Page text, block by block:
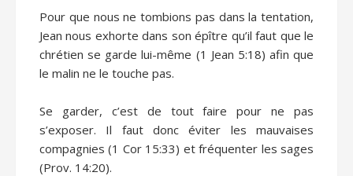
Pour que nous ne tombions pas dans la tentation,
Jean nous exhorte dans son épître qu’il faut que le
chrétien se garde lui-même (1 Jean 5:18) afin que
le malin ne le touche pas.
Se garder, c’est de tout faire pour ne pas
s’exposer. Il faut donc éviter les mauvaises
compagnies (1 Cor 15:33) et fréquenter les sages
(Prov. 14:20).